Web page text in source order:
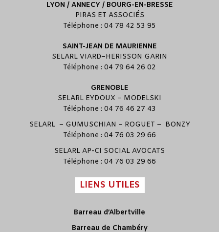
LYON / ANNECY / BOURG-EN-BRESSE
PIRAS ET ASSOCIÉS
Téléphone : 04 78 42 53 95
SAINT-JEAN DE MAURIENNE
SELARL VIARD–HERISSON GARIN
Téléphone : 04 79 64 26 02
GRENOBLE
SELARL EYDOUX – MODELSKI
Téléphone : 04 76 46 27 43
SELARL – GUMUSCHIAN – ROGUET – BONZY
Téléphone : 04 76 03 29 66
SELARL AP-CI SOCIAL AVOCATS
Téléphone : 04 76 03 29 66
LIENS UTILES
Barreau d’Albertville
Barreau de Chambéry